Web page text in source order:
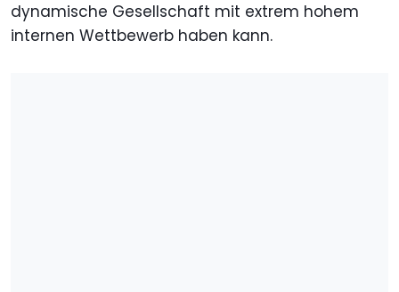
dynamische Gesellschaft mit extrem hohem
internen Wettbewerb haben kann.